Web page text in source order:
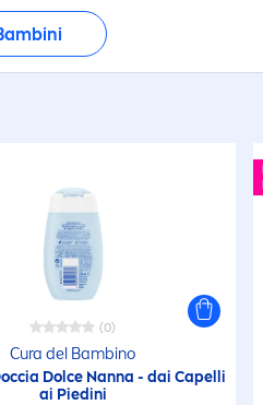
Biodegradabile
senza lacrime
(0)
Cura del Bambino
Dolce Nanna - dai Capelli
ai Piedini